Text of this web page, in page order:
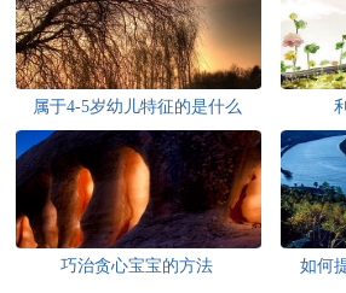
属于4-5岁幼儿特征的是什么
巧治贪心宝宝的方法 如何